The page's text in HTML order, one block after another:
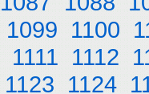
1099 1100
1111 1112
1123 1124